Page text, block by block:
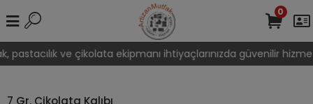
pastacılık ve çikolata ekipmanı ihtiyaçlarınızda güvenilir
0
7 Gr. Çikolata Kalıbı